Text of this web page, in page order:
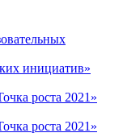
инициатив»
роста 2021»
роста 2021»